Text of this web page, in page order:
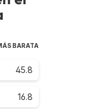
BARATA
45.8
16.8